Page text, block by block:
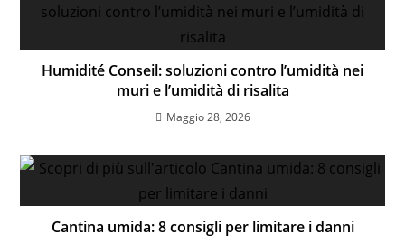
Humidité Conseil: soluzioni contro l’umidità nei
muri e l’umidità di risalita
Maggio 28, 2026
Cantina umida: 8 consigli per limitare i danni